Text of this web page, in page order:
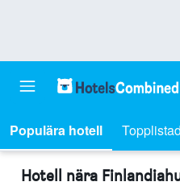
Populära hotell
Hotell nära